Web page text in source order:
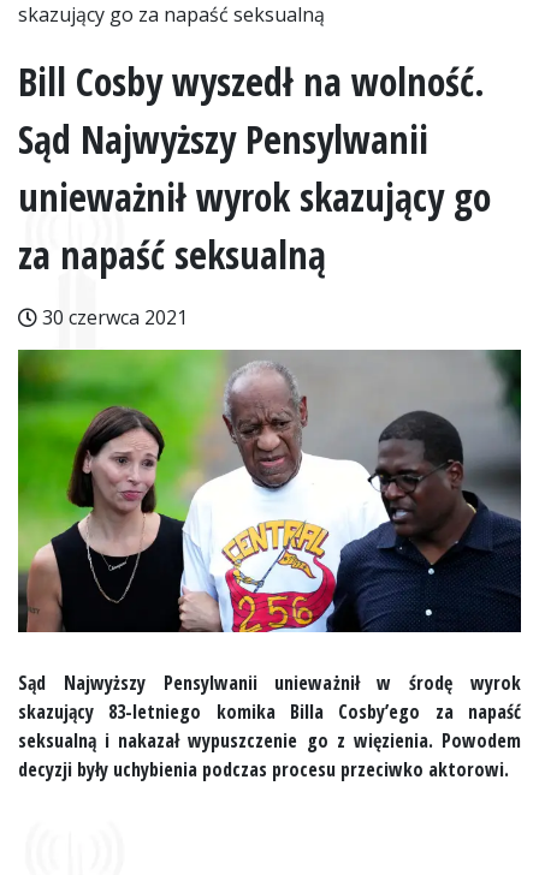
skazujący go za napaść seksualną
Bill Cosby wyszedł na wolność.
Sąd Najwyższy Pensylwanii
unieważnił wyrok skazujący go
za napaść seksualną
30 czerwca 2021
Sąd Najwyższy Pensylwanii unieważnił w środę wyrok
skazujący 83-letniego komika Billa Cosby’ego za napaść
seksualną i nakazał wypuszczenie go z więzienia. Powodem
decyzji były uchybienia podczas procesu przeciwko aktorowi.